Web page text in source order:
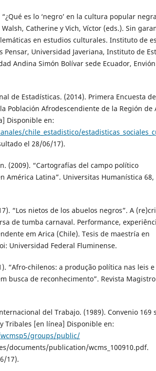
es lo ‘negro’ en la cultura popular
Catherine y Vich, Víctor (eds.). Sin
en estudios culturales. Instituto de
Pensar, Universidad Javeriana, Instituto de
Andina Simón Bolívar sede Ecuador, Envión
de Estadísticas. (2014). Primera Encuesta de
Población Afrodescendiente de la Región de
Disponible en:
chile_estadistico/
el 28/06/17).
(2009). “Cartografías del campo político
América Latina”. Universitas Humanística 68,
“Los nietos de los abuelos negros”. A
de tumba carnaval. Performance,
em Arica (Chile). Tesis de maestría en
Universidad Federal Fluminense.
“Afro-chilenos: a produção política nas leis e
busca de reconhecimento”. Revista
del Trabajo. (1989). Convenio 169
Tribales [en línea] Disponible en:
groups/public/
documents/publication/wcms_100910.pdf.
17).